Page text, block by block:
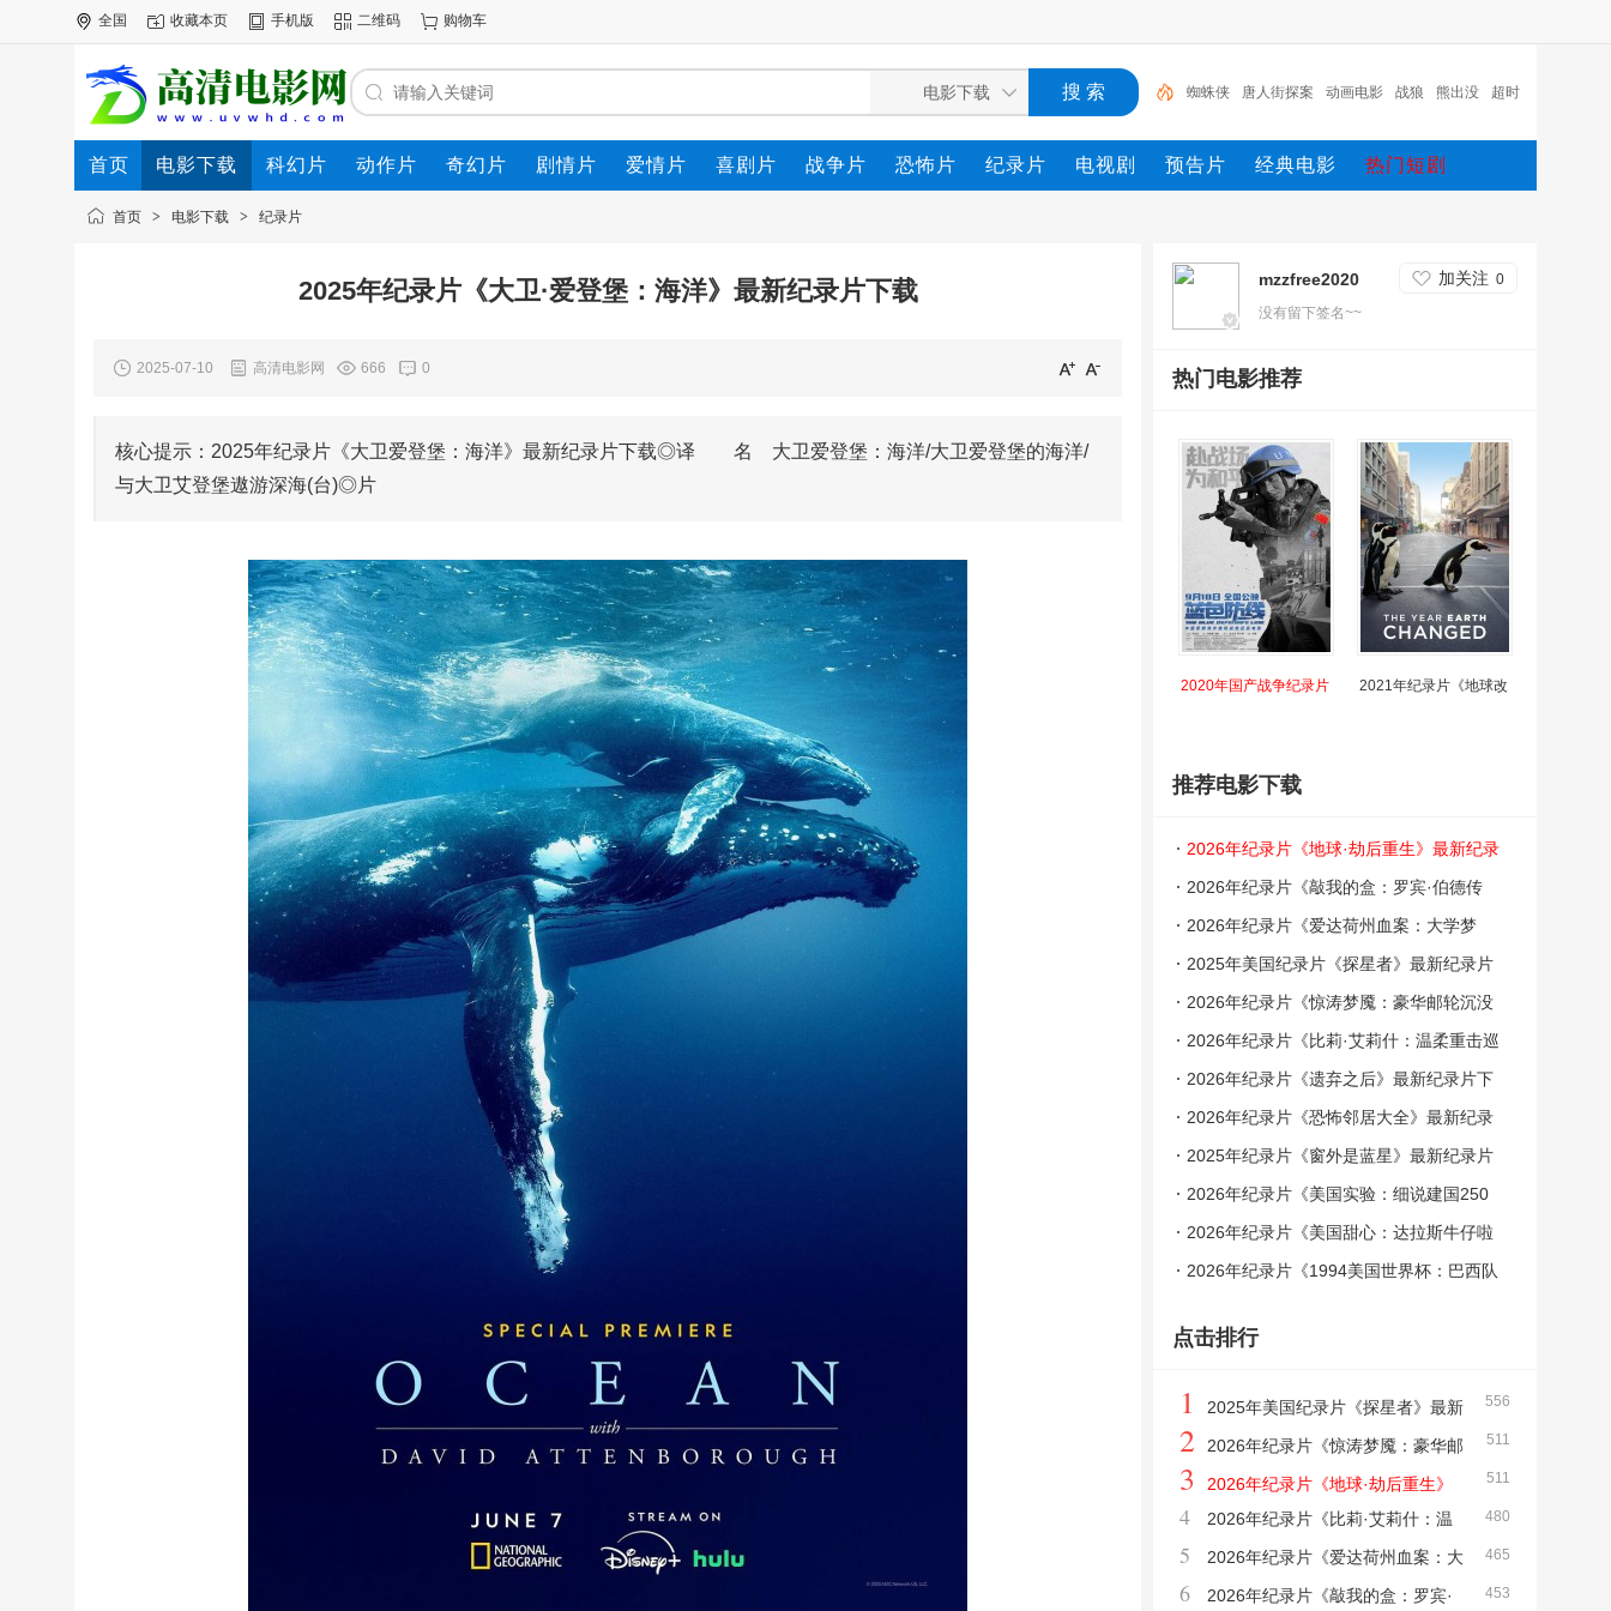
全国 收藏本页 手机版 二维码 购物车
蜘蛛侠 唐人街探案 动画电影 战狼 熊出没 超时
空 哥斯拉 重生 冰雪奇缘2 斗罗大陆
首页 电影下载 科幻片 动作片 奇幻片 剧情片 爱情片 喜剧片 战争片 恐怖片 纪录片 电视剧 预告片 经典电影 热门短剧
电影专题 下载帮助
首页 > 电影下载 > 纪录片
2025年纪录片《大卫·爱登堡：海洋》最新纪录片下载
2025-07-10 高清电影网 666 0
核心提示：2025年纪录片《大卫爱登堡：海洋》最新纪录片下载◎译 名 大卫爱登堡：海洋/大卫爱登堡的海洋/
与大卫艾登堡遨游深海(台)◎片
mzzfree2020 加关注 0
没有留下签名~~
热门电影推荐
2020年国产战争纪录片 2021年纪录片《地球改
推荐电影下载
2026年纪录片《地球·劫后重生》最新纪录
片下载
2026年纪录片《敲我的盒：罗宾·伯德传
奇》最新纪录片下载
2026年纪录片《爱达荷州血案：大学梦
魇》最新纪录片下载
2025年美国纪录片《探星者》最新纪录片
下载
2026年纪录片《惊涛梦魇：豪华邮轮沉没
事件》最新纪录片下载
2026年纪录片《比莉·艾莉什：温柔重击巡
回演唱会电影》最新纪录片下载
2026年纪录片《遗弃之后》最新纪录片下
载
2026年纪录片《恐怖邻居大全》最新纪录
片下载
2025年纪录片《窗外是蓝星》最新纪录片
下载
2026年纪录片《美国实验：细说建国250
年》最新纪录片下载
2026年纪录片《美国甜心：达拉斯牛仔啦
啦队第三季》最新纪录片下载
2026年纪录片《1994美国世界杯：巴西队
点击排行
556
1
2025年美国纪录片《探星者》最新
纪录片下载
511
2
2026年纪录片《惊涛梦魇：豪华邮
轮沉没事件》最新纪录片下载
511
3
2026年纪录片《地球·劫后重生》
最新纪录片下载
480
4
2026年纪录片《比莉·艾莉什：温
柔重击巡回演唱会电影》最新纪录片下载
465
5
2026年纪录片《爱达荷州血案：大
学梦魇》最新纪录片下载
453
6
2026年纪录片《敲我的盒：罗宾·